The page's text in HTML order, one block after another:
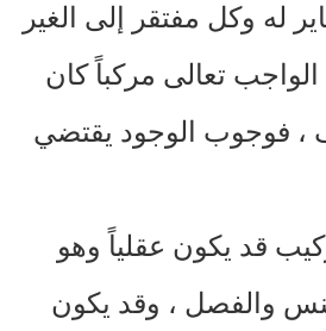
له وكل مفتقر إلى الغير
تعالى مركباً كان
فوجوب الوجود يقتضي
قد يكون عقلياً وهو
والفصل ، وقد يكون